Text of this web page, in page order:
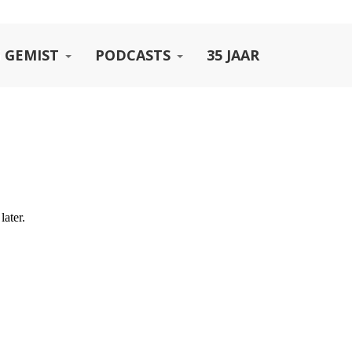
PODCASTS 35 JAAR